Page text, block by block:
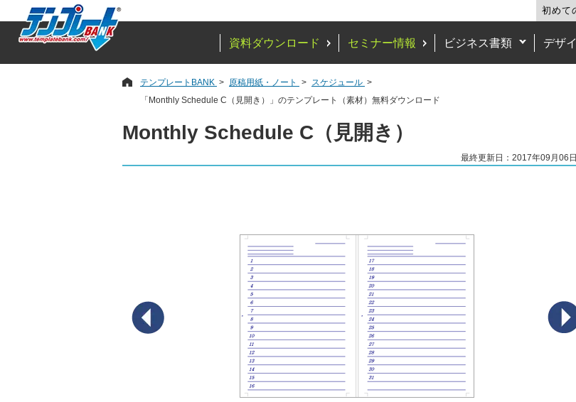
初めて
資料ダウンロード セミナー情報 ビジネス書類 デザ
テンプレートBANK 原稿用紙・ノート
スケジュール
「Monthly Schedule C（見開き）」のテンプレート（素材）無料ダウンロード
Monthly Schedule C（見開き）
最終更新日：2017年09月06日